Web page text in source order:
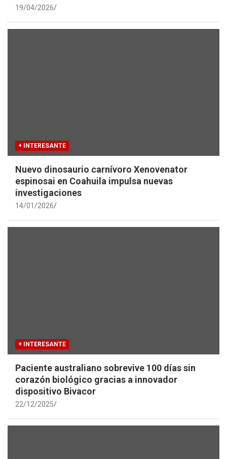
19/04/2026
+ INTERESANTE
Nuevo dinosaurio carnívoro Xenovenator
espinosai en Coahuila impulsa nuevas
investigaciones
14/01/2026
+ INTERESANTE
Paciente australiano sobrevive 100 días sin
corazón biológico gracias a innovador
dispositivo Bivacor
22/12/2025